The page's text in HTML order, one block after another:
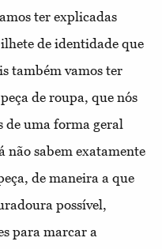
ter explicadas
de identidade que
também vamos ter
de roupa, que nós
de uma forma geral
não sabem exatamente
de maneira a que
possível,
para marcar a